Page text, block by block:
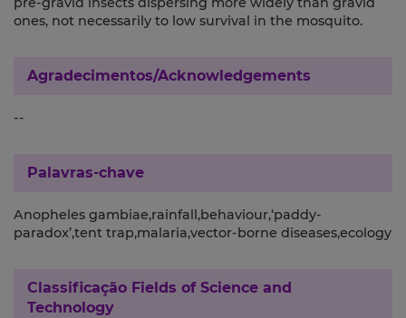
ones, not necessarily to low survival in the mosquito.
Agradecimentos/Acknowledgements
--
Palavras-chave
Anopheles gambiae,rainfall,behaviour,‘paddy-
paradox’,tent trap,malaria,vector-borne diseases,ecology
Classificação Fields of Science and
Technology